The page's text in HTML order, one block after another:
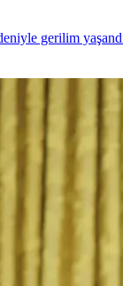
gerilim